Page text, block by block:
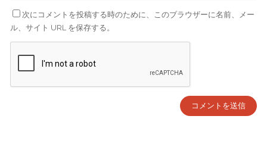
次にコメントを投稿する時のために、このブラウザーに名前、メー
ル、サイト URL を保存する。